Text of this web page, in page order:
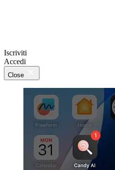
Iscriviti
Accedi
Close